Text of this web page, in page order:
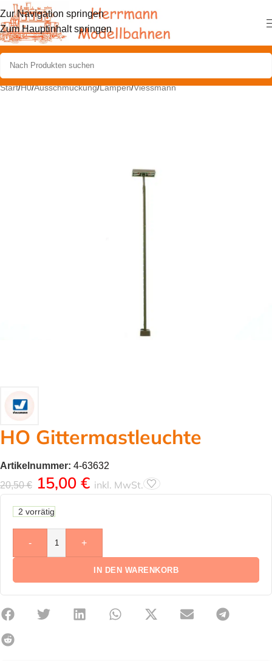
Zur Navigation springen
Zum Hauptinhalt springen
Start/H0/Ausschmückung/Lampen/Viessmann
HO Gittermastleuchte
Artikelnummer: 4-63632
20,50€ 15,00 € inkl. MwSt.
2 vorrätig
- +
IN DEN WARENKORB